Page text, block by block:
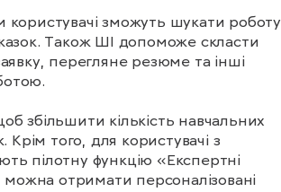
користувачі зможуть шукати роботу
Також ШІ допоможе скласти
перегляне резюме та інші
збільшити кількість навчальних
Крім того, для користувачі з
пілотну функцію «Експертні
можна отримати персоналізовані